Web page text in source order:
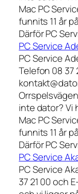
Mac PC
funnits 11 år
Därför PC
PC Service
PC Service
Telefon 08 37
inte dator? Vi
Mac PC
funnits 11 år
Därför PC
PC Service
PC Service
37 21 00 och